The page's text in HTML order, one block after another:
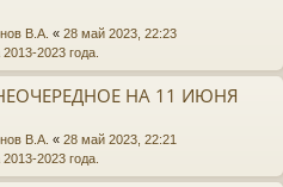
В.А. « 28 май 2023, 22:23
2023 года.
НА 11 ИЮНЯ
В.А. « 28 май 2023, 22:21
2023 года.